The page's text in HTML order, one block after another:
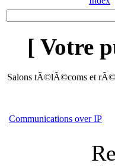
[ Votre
Salons tÃ©lÃ©coms et
Communications over IP